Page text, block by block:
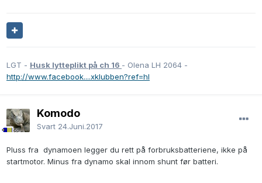
LGT - Husk lytteplikt på ch 16 - Olena LH 2064 -
http://www.facebook....xklubben?ref=hl
Komodo
Svart 24.Juni.2017
Pluss fra dynamoen legger du rett på forbruksbatteriene, ikke på
startmotor. Minus fra dynamo skal innom shunt før batteri.